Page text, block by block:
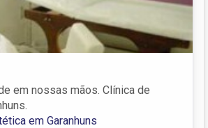
em nossas mãos. Clínica de
em Garanhuns